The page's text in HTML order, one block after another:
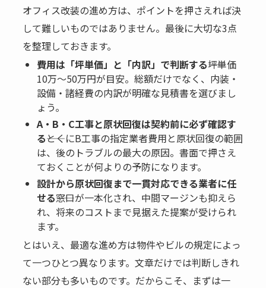
オフィス改装の進め方は、ポイントを押さえれば決
して難しいものではありません。最後に大切な3点
を整理しておきます。
費用は「坪単価」と「内訳」で判断する――坪単価
10万〜50万円が目安。総額だけでなく、内装・
設備・諸経費の内訳が明確な見積書を選びまし
ょう。
A・B・C工事と原状回復は契約前に必ず確認す
る――とくにB工事の指定業者費用と原状回復の範囲
は、後のトラブルの最大の原因。書面で押さえ
ておくことが何よりの予防になります。
設計から原状回復まで一貫対応できる業者に任
せる――窓口が一本化され、中間マージンも抑えら
れ、将来のコストまで見据えた提案が受けられ
ます。
とはいえ、最適な進め方は物件やビルの規定によっ
て一つひとつ異なります。文章だけでは判断しきれ
ない部分も多いものです。だからこそ、まずは一